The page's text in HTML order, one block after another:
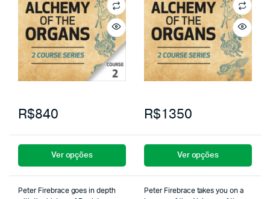
R$840
Ver opções
Peter Firebrace goes in depth
R$1350
Ver opções
Peter Firebrace takes you on a